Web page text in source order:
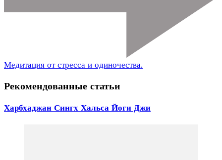
Медитация от стресса и одиночества.
Рекомендованные статьи
Харбхаджан Сингх Хальса Йоги Джи